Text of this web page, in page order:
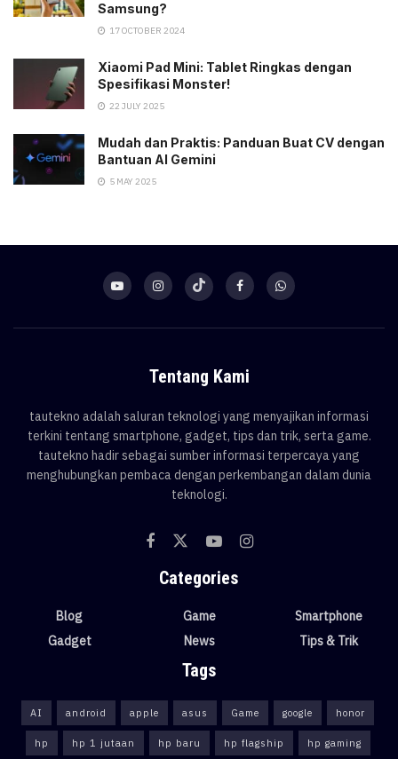
Samsung?
17 OCTOBER 2024
Xiaomi Pad Mini: Tablet Ringkas dengan
Spesifikasi Monster!
22 JULY 2025
Mudah dan Praktis: Panduan Buat CV dengan
Bantuan AI Gemini
5 MAY 2025
Tentang Kami
tautekno adalah saluran teknologi yang menyajikan informasi
terkini tentang smartphone, gadget, tips dan trik, serta game.
tautekno hadir sebagai sumber informasi terpercaya yang
menghubungkan pembaca dengan perkembangan dalam dunia
teknologi.
Categories
Blog
Gadget
Game
News
Smartphone
Tips & Trik
Tags
AI android apple asus Game google honor
hp hp 1 jutaan hp baru hp flagship hp gaming